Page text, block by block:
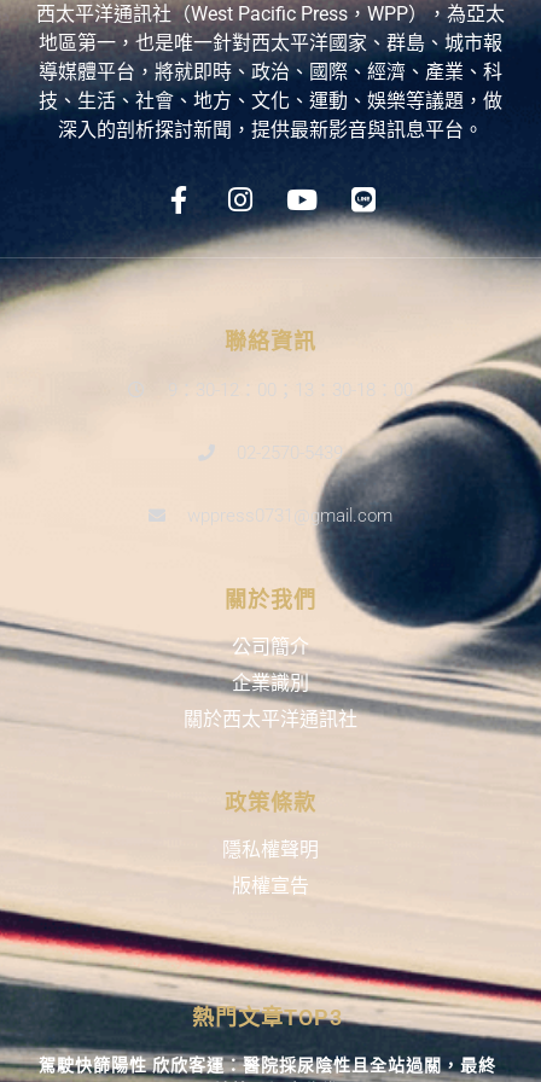
西太平洋通訊社（West Pacific Press，WPP），為亞太
地區第一，也是唯一針對西太平洋國家、群島、城市報
導媒體平台，將就即時、政治、國際、經濟、產業、科
技、生活、社會、地方、文化、運動、娛樂等議題，做
深入的剖析探討新聞，提供最新影音與訊息平台。
聯絡資訊
9：30-12：00；13：30-18：00
02-2570-5439
wppress0731@gmail.com
關於我們
公司簡介
企業識別
關於西太平洋通訊社
政策條款
隱私權聲明
版權宣告
熱門文章TOP3
駕駛快篩陽性 欣欣客運：醫院採尿陰性且全站過關，最終